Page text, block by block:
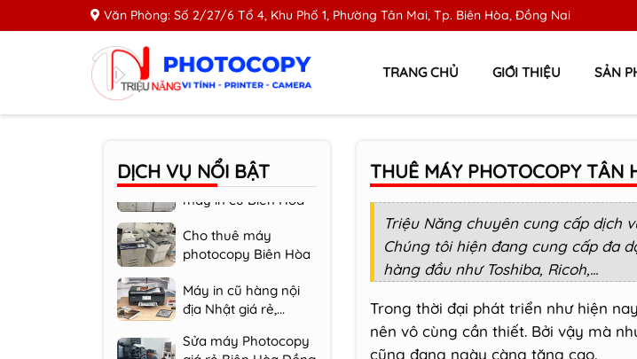
Văn Phòng: Số 2/27/6 Tổ 4, Khu Phố 1, Phường Tân Mai, Tp. Biên Hòa, Đồng Nai
TRANG CHỦ GIỚI THIỆU SẢN
THUÊ MÁY PHOTOCOPY TÂN
Triệu Năngchuyên cung cấp dịch
Chúng tôi hiện đang cung cấp đa
hàng đầu như Toshiba, Ricoh,...
Trong thời đại phát triển như hiện
nên vô cùng cần thiết. Bởi vậy mà
cũng đang ngày càng tăng cao.
DỊCH VỤ NỔI BẬT
Bơm mực, nạp mực
máy in Biên Hòa
máy in cũ Biên Hòa
Máy in cũ hàng nội
Sửa máy Photocopy
giá rẻ Biên Hòa Đồng
Nai